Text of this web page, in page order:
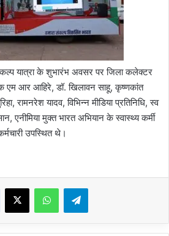
यात्रा के शुभारंभ अवसर पर जिला कलेक्टर
एम आर आहिरे, डॉ. खिलावन साहू, कृष्णकांत
रामनरेश यादव, विभिन्न मीडिया प्रतिनिधि, स्व
एनीमिया मुक्त भारत अभियान के स्वास्थ्य कर्मी
उपस्थित थे।
WhatsAppTelegram